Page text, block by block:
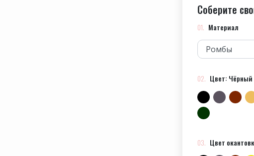
Соберите
Материал
Цвет: Чёрный
Цвет